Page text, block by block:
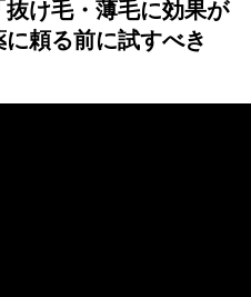
け毛・薄毛に効果が
頼る前に試すべき